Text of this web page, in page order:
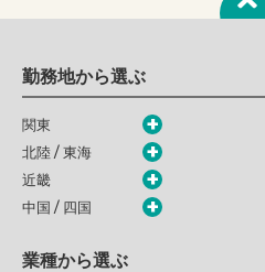
勤務地から選ぶ
関東
北陸 / 東海
近畿
中国 / 四国
業種から選ぶ